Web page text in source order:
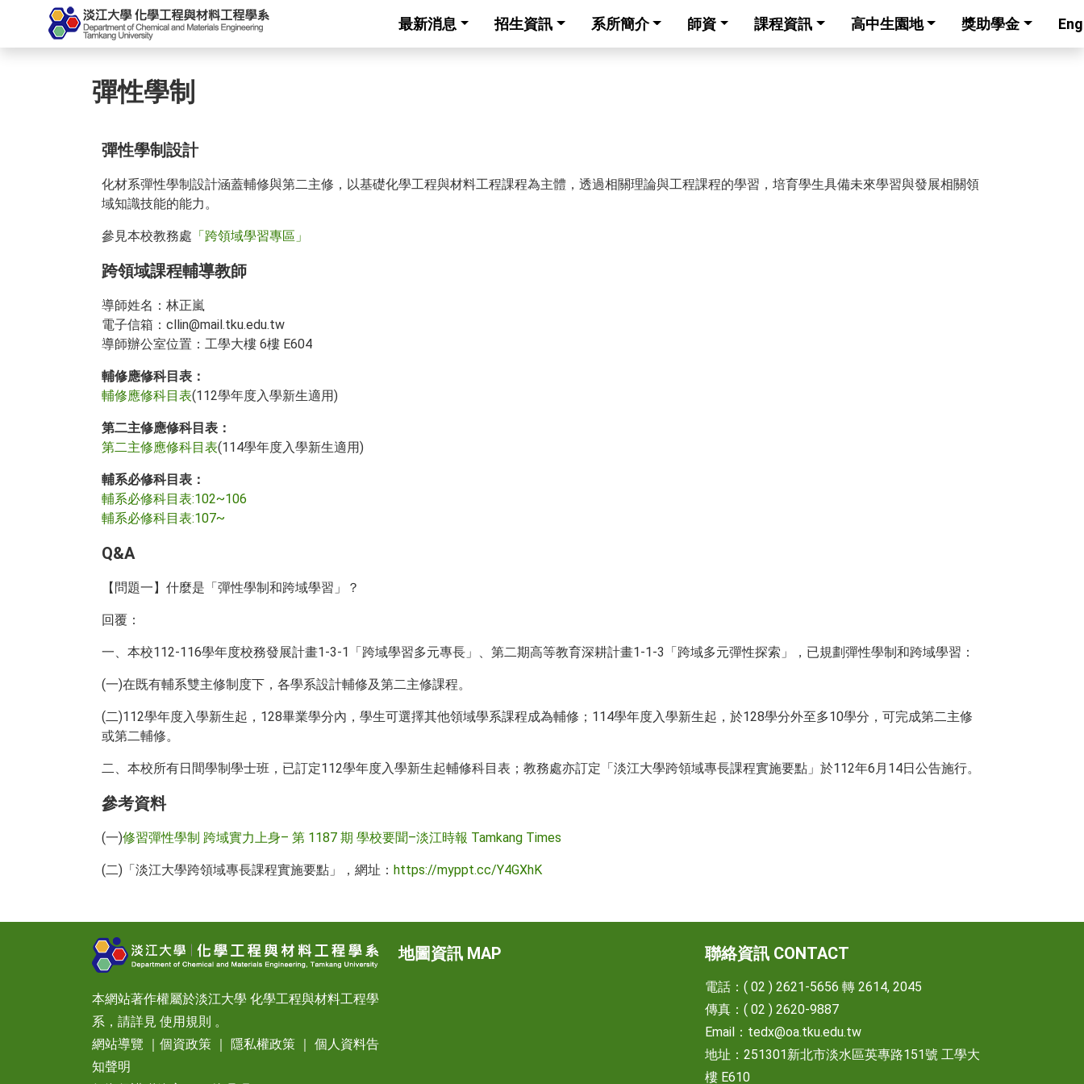
最新消息 招生資訊 系所簡介 師資 課程資訊 高中生園地 獎助學金
彈性學制
彈性學制設計
化材系彈性學制設計涵蓋輔修與第二主修，以基礎化學工程與材料工程課程為主體，透過相關理論與工程課程的學習，培育學生具備未來學習與發展相關領
域知識技能的能力。
參見本校教務處 「跨領域學習專區」
跨領域課程輔導教師
導師姓名：林正嵐
電子信箱：cllin@mail.tku.edu.tw
導師辦公室位置：工學大樓 6樓 E604
輔修應修科目表：
輔修應修科目表(112學年度入學新生適用)
第二主修應修科目表：
第二主修應修科目表(114學年度入學新生適用)
輔系必修科目表：
輔系必修科目表:102~106
輔系必修科目表:107~
Q&A
【問題一】什麼是「彈性學制和跨域學習」？
回覆：
一、本校112-116學年度校務發展計畫1-3-1「跨域學習多元專長」、第二期高等教育深耕計畫1-1-3「跨域多元彈性探索」，已規劃彈性學制和跨域學習：
(一)在既有輔系雙主修制度下，各學系設計輔修及第二主修課程。
(二)112學年度入學新生起，128畢業學分內，學生可選擇其他領域學系課程成為輔修；114學年度入學新生起，於128學分外至多10學分，可完成第二主修
或第二輔修。
二、本校所有日間學制學士班，已訂定112學年度入學新生起輔修科目表；教務處亦訂定「淡江大學跨領域專長課程實施要點」於112年6月14日公告施行。
參考資料
(一)修習彈性學制 跨域實力上身– 第 1187 期 學校要聞–淡江時報 Tamkang Times
(二)「淡江大學跨領域專長課程實施要點」，網址： https://myppt.cc/Y4GXhK
本網站著作權屬於淡江大學 化學工程與材料工程學
系，請詳見 使用規則 。
網站導覽
個資政策 隱私權政策
個人資料告
知聲明
地圖資訊 MAP 聯絡資訊 CONTACT
電話：( 02 ) 2621-5656 轉 2614, 2045
傳真：( 02 ) 2620-9887
Email： tedx@oa.tku.edu.tw
地址：251301新北市淡水區英專路151號 工學大
樓 E610